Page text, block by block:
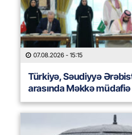
07.08.2026 - 15:15
Türkiyə, Səudiyyə
arasında Məkkə